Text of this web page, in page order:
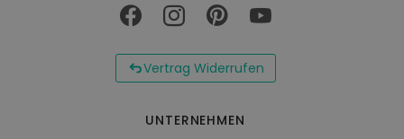
Vertrag Widerrufen
UNTERNEHMEN